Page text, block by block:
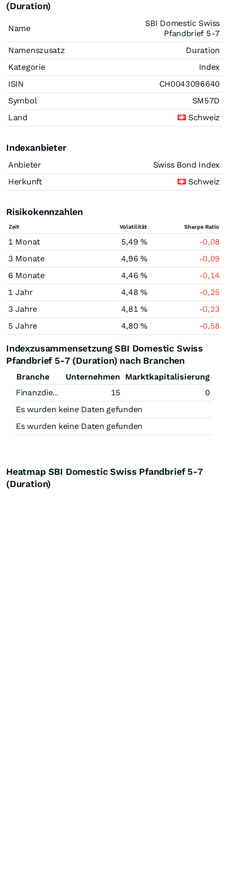
(Duration)
Name
SBI Domestic Swiss
Pfandbrief 5-7
Namenszusatz
Duration
Kategorie
Index
ISIN
CH0043096640
Symbol
SM57D
Land
Schweiz
Indexanbieter
Anbieter
Swiss Bond Index
Herkunft
Schweiz
Risikokennzahlen
Zeit Volatilität Sharpe Ratio
1 Monat 5,49 %
-0,08
3 Monate
4,96 %
-0,09
6 Monate
4,46 %
-0,14
1 Jahr
4,48 %
-0,25
3 Jahre
4,81 %
-0,23
5 Jahre
4,80 % -0,58
Indexzusammensetzung SBI Domestic Swiss
Pfandbrief 5-7 (Duration) nach Branchen
Branche Unternehmen
Marktkapitalisierung
Finanzdienstleistungen
15
0
Es wurden keine Daten gefunden
Es wurden keine Daten gefunden
Heatmap SBI Domestic Swiss Pfandbrief 5-7
(Duration)